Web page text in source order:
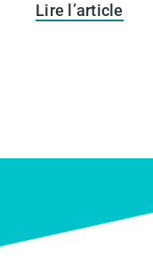
Lire l’article